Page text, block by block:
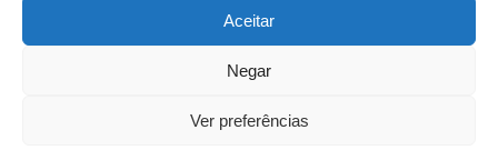
Aceitar
Negar
Ver preferências
João de Jesus Junior| Designed by